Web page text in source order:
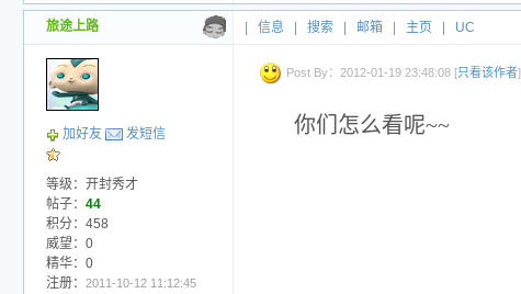
旅途上路 信息 搜索 邮箱 主页 UC
加好友 发短信
等级：开封秀才
帖子： 44
积分：458
威望：0
精华：0
注册：
2011-10-12 11:12:45
Post By：2012-01-19 23:48:08 [只看该作者]
你们怎么看呢~~